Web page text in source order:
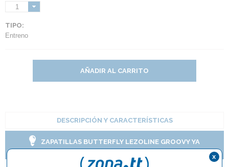
1
TIPO:
Entreno
AÑADIR AL CARRITO
DESCRIPCIÓN Y CARACTERÍSTICAS
ZAPATILLAS BUTTERFLY LEZOLINE GROOVY YA
DISPONIBLES.
x